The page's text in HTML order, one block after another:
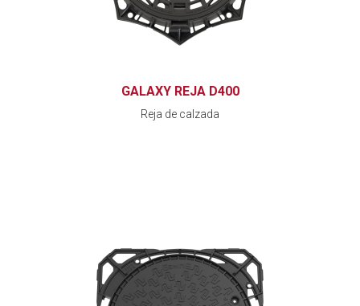
GALAXY REJA D400
Reja de calzada